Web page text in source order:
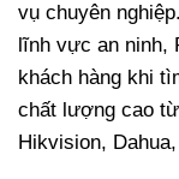
vụ chuyên
lĩnh vực an ninh,
khách hàng khi
chất lượng cao
Hikvision,